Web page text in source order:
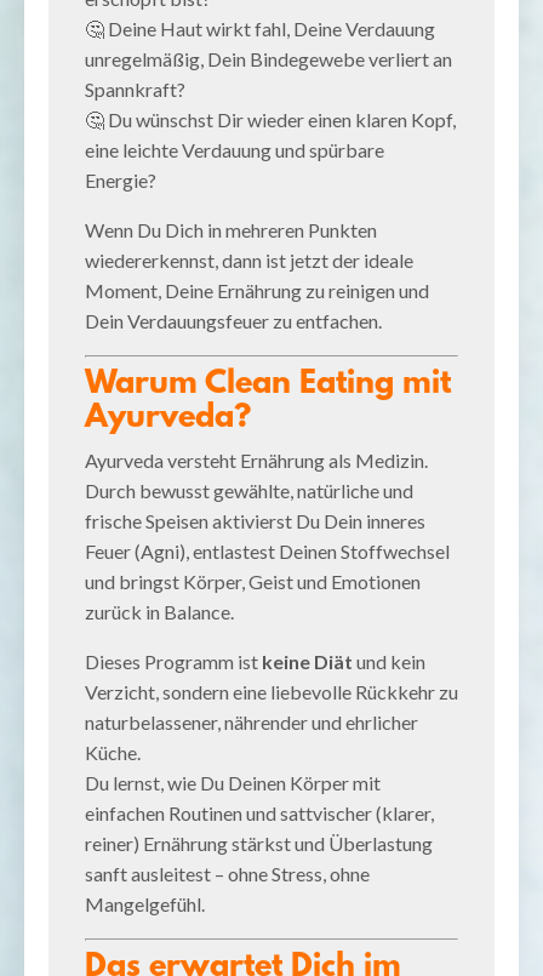
🤔 Deine Haut wirkt fahl, Deine Verdauung
unregelmäßig, Dein Bindegewebe verliert an
Spannkraft?
🤔 Du wünschst Dir wieder einen klaren Kopf,
eine leichte Verdauung und spürbare
Energie?
Wenn Du Dich in mehreren Punkten
wiedererkennst, dann ist jetzt der ideale
Moment, Deine Ernährung zu reinigen und
Dein Verdauungsfeuer zu entfachen.
Warum Clean Eating mit
Ayurveda?
Ayurveda versteht Ernährung als Medizin.
Durch bewusst gewählte, natürliche und
frische Speisen aktivierst Du Dein inneres
Feuer (Agni), entlastest Deinen Stoffwechsel
und bringst Körper, Geist und Emotionen
zurück in Balance.
Dieses Programm ist keine Diät und kein
Verzicht, sondern eine liebevolle Rückkehr zu
naturbelassener, nährender und ehrlicher
Küche.
Du lernst, wie Du Deinen Körper mit
einfachen Routinen und sattvischer (klarer,
reiner) Ernährung stärkst und Überlastung
sanft ausleitest – ohne Stress, ohne
Mangelgefühl.
Das erwartet Dich im